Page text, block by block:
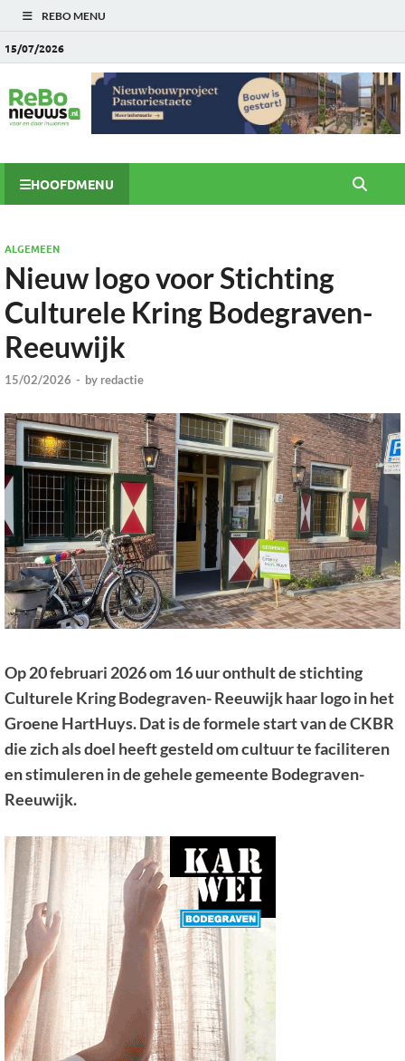
REBO MENU
15/07/2026
HOOFDMENU
ALGEMEEN
Nieuw logo voor Stichting
Culturele Kring Bodegraven-
Reeuwijk
15/02/2026 - by redactie
Op 20 februari 2026 om 16 uur onthult de stichting
Culturele Kring Bodegraven- Reeuwijk haar logo in het
Groene HartHuys. Dat is de formele start van de CKBR
die zich als doel heeft gesteld om cultuur te faciliteren
en stimuleren in de gehele gemeente Bodegraven-
Reeuwijk.